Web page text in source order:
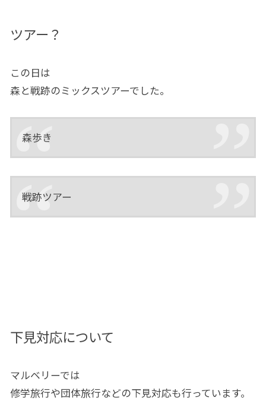
ツアー？
この日は
森と戦跡のミックスツアーでした。
森歩き
戦跡ツアー
下見対応について
マルベリーでは
修学旅行や団体旅行などの下見対応も行っています。